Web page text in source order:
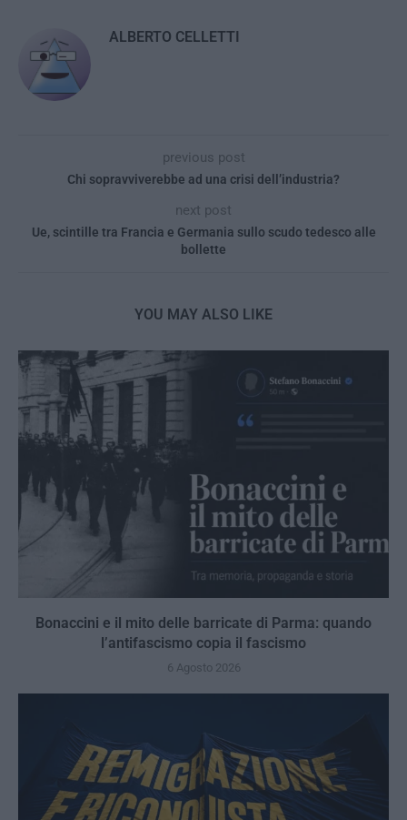
ALBERTO CELLETTI
previous post
Chi sopravviverebbe ad una crisi dell’industria?
next post
Ue, scintille tra Francia e Germania sullo scudo tedesco alle
bollette
YOU MAY ALSO LIKE
Bonaccini e il mito delle barricate di Parma: quando
l’antifascismo copia il fascismo
6 Agosto 2026